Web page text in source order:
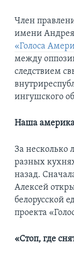
Член
имени
«Голоса
между
следствием
ингушского
Наша
За несколько
разных
назад.
Алексей
белорусской
проекта
«Стоп, где